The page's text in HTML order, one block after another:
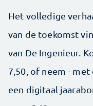
Het volledige
van de toekomst
van De Ingenieur.
7,50, of neem -
een digitaal